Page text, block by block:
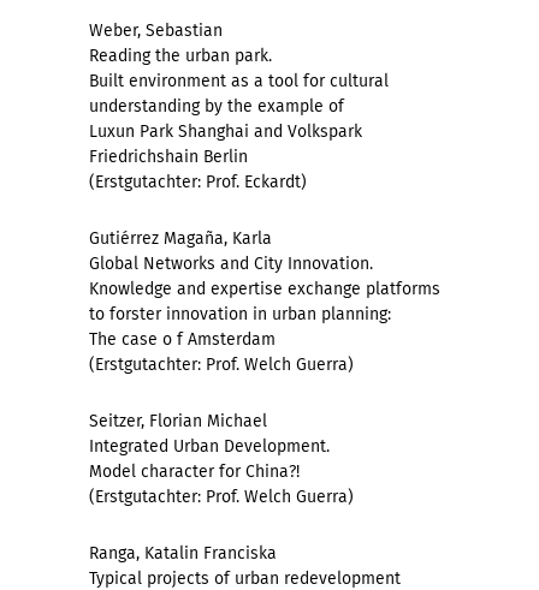
Weber, Sebastian
Reading the urban park.
Built environment as a tool for cultural
understanding by the example of
Luxun Park Shanghai and Volkspark
Friedrichshain Berlin
(Erstgutachter: Prof. Eckardt)
Gutiérrez Magaña, Karla
Global Networks and City Innovation.
Knowledge and expertise exchange platforms
to forster innovation in urban planning:
The case o f Amsterdam
(Erstgutachter: Prof. Welch Guerra)
Seitzer, Florian Michael
Integrated Urban Development.
Model character for China?!
(Erstgutachter: Prof. Welch Guerra)
Ranga, Katalin Franciska
Typical projects of urban redevelopment